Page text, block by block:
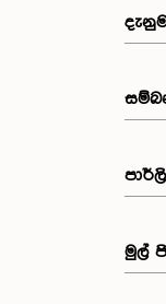
මුල්